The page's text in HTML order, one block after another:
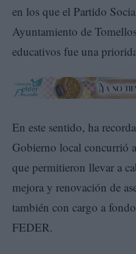
en los que el Partido
Ayuntamiento de
educativos fue una
En este sentido, ha
Gobierno local concurrió
que permitieron llevar a
mejora y renovación de
también con cargo a
FEDER.